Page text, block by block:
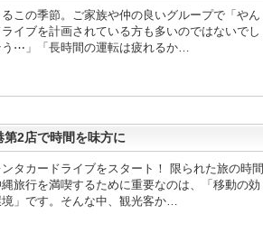
この季節。ご家族や仲の良いグループで「やん
イブを計画されている方も多いのではないでし
う⋯」「長時間の運転は疲れるか…
第2店で時間を味方に
タカードライブをスタート！ 限られた旅の時間
旅行を満喫するために重要なのは、「移動の効
」です。そんな中、観光客か…